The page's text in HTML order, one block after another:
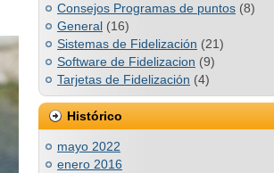
Consejos Programas de puntos (8)
General (16)
Sistemas de Fidelización (21)
Software de Fidelizacion (9)
Tarjetas de Fidelización (4)
Histórico
mayo 2022
enero 2016